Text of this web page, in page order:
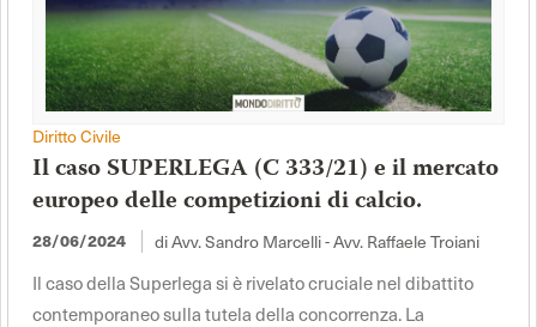
Diritto Civile
Il caso SUPERLEGA (C 333/21) e il mercato
europeo delle competizioni di calcio.
28/06/2024 di Avv. Sandro Marcelli - Avv. Raffaele Troiani
Il caso della Superlega si è rivelato cruciale nel dibattito
contemporaneo sulla tutela della concorrenza. La